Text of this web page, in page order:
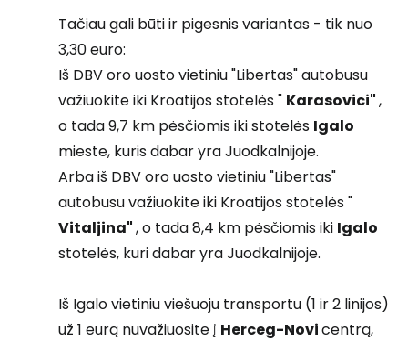
Tačiau gali būti ir pigesnis variantas - tik nuo
3,30 euro:
Iš DBV oro uosto vietiniu "Libertas" autobusu
važiuokite iki Kroatijos stotelės " Karasovici",
o tada 9,7 km pėsčiomis iki stotelės Igalo
mieste, kuris dabar yra Juodkalnijoje.
Arba iš DBV oro uosto vietiniu "Libertas"
autobusu važiuokite iki Kroatijos stotelės "
Vitaljina", o tada 8,4 km pėsčiomis iki Igalo
stotelės, kuri dabar yra Juodkalnijoje.
Iš Igalo vietiniu viešuoju transportu (1 ir 2 linijos)
už 1 eurą nuvažiuosite į Herceg-Novicentrą,